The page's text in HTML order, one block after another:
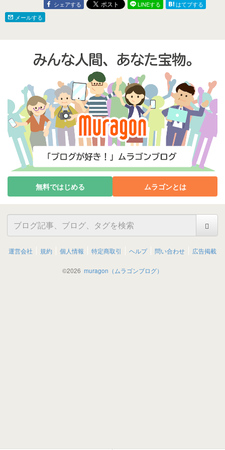
Ralliart (Red)
シェアする LINEする
はてブする
メールする
無料ではじめる ムラゴンとは
運営会社 規約 個人情報 特定商取引 ヘルプ 問い合わせ 広告掲載
©2026 muragon（ムラゴンブログ）